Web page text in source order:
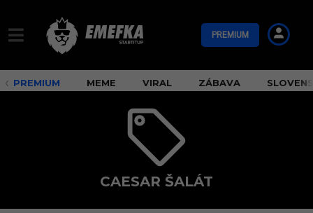
PREMIUM
PREMIUM MEME VIRAL ZÁBAVA
CAESAR ŠALÁT